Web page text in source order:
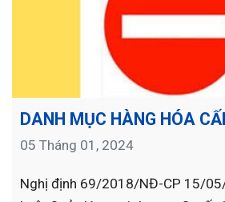
DANH MỤC HÀNG HÓA
05 Tháng 01, 2024
Nghị định 69/2018/NĐ-CP 15/